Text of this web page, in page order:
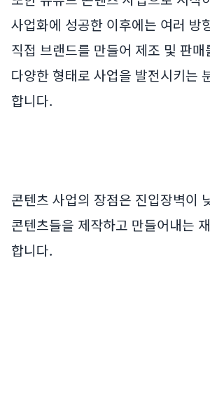
사업화에 성공한 이후에는 여러 방
직접 브랜드를 만들어 제조 및 판
다양한 형태로 사업을 발전시키는
합니다.
콘텐츠 사업의 장점은 진입장벽이
콘텐츠들을 제작하고 만들어내는
합니다.